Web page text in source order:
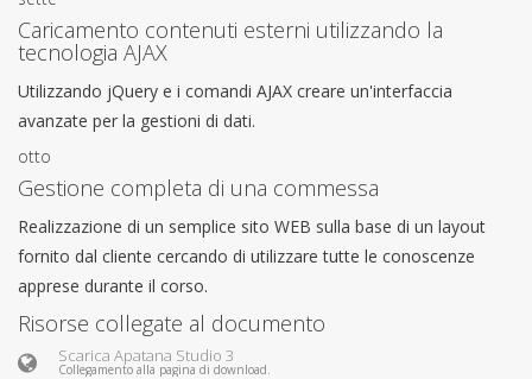
Caricamento contenuti esterni utilizzando la
tecnologia AJAX
Utilizzando jQuery e i comandi AJAX creare un'interfaccia
avanzate per la gestioni di dati.
otto
Gestione completa di una commessa
Realizzazione di un semplice sito WEB sulla base di un layout
fornito dal cliente cercando di utilizzare tutte le conoscenze
apprese durante il corso.
Risorse collegate al documento
Scarica Apatana Studio 3
Collegamento alla pagina di download.